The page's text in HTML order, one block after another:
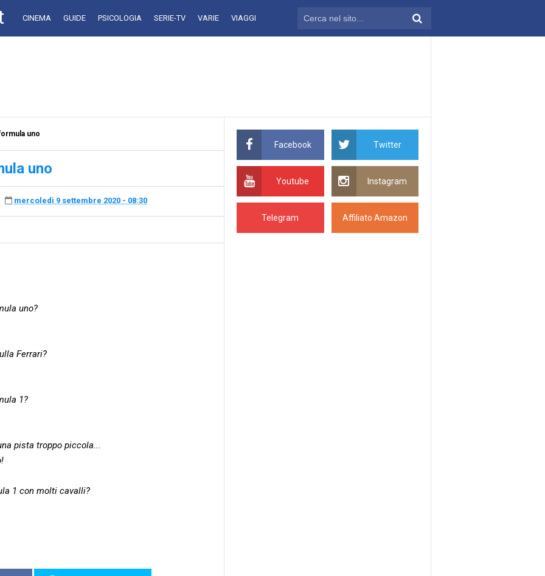
CINEMA GUIDE PSICOLOGIA SERIE-TV VARIE VIAGGI
uno
uno
mercoledì 9 settembre 2020 - 08:30
uno?
Ferrari?
1?
pista troppo piccola...
1 con molti cavalli?
Facebook Twitter
Youtube Instagram
Telegram Affiliato Amazon